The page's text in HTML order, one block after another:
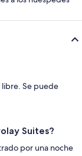
libre. Se puede
Suites?
por una noche